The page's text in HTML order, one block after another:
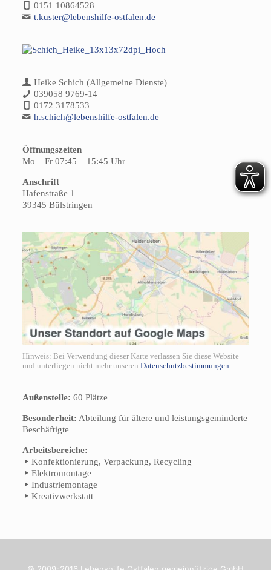
0151 10864528
t.kuster@lebenshilfe-ostfalen.de
Heike Schich (Allgemeine Dienste)
039058 9769-14
0172 3178533
h.schich@lebenshilfe-ostfalen.de
Öffnungszeiten
Mo – Fr 07:45 – 15:45 Uhr
Anschrift
Hafenstraße 1
39345 Bülstringen
Hinweis: Bei Verwendung dieser Karte verlassen Sie diese Website
und unterliegen nicht mehr unseren Datenschutzbestimmungen.
Außenstelle: 60 Plätze
Besonderheit: Abteilung für ältere und leistungsgeminderte
Beschäftigte
Arbeitsbereiche:
Konfektionierung, Verpackung, Recycling
Elektromontage
Industriemontage
Kreativwerkstatt